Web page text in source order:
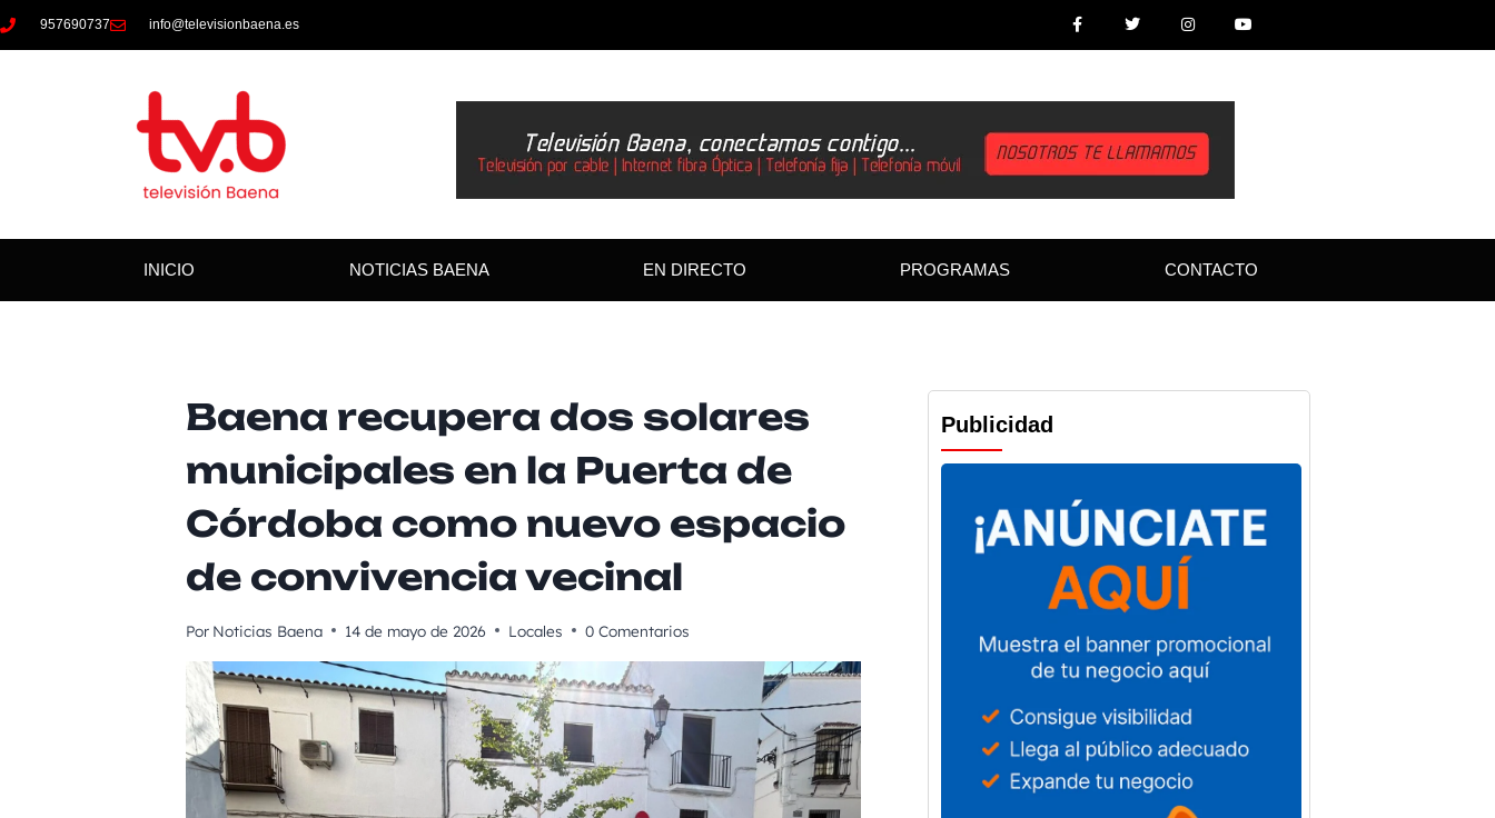
957690737 info@televisionbaena.es
INICIO NOTICIAS BAENA EN DIRECTO PROGRAMAS CONTACTO
Baena recupera dos solares
municipales en la Puerta de
Córdoba como nuevo espacio
de convivencia vecinal
Por Noticias Baena 14 de mayo de 2026 Locales 0 Comentarios
Publicidad